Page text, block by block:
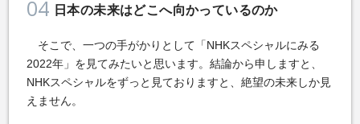
04 日本の未来はどこへ向かっているのか
そこで、一つの手がかりとして「NHKスペシャルにみる
2022年」を見てみたいと思います。結論から申しますと、
NHKスペシャルをずっと見ておりますと、絶望の未来しか見
えません。